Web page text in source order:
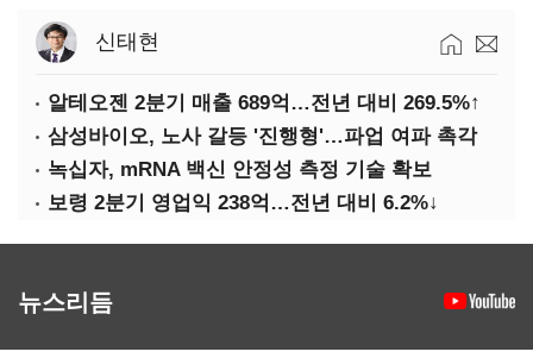
신태현
알테오젠 2분기 매출 689억…전년 대비 269.5%↑
삼성바이오, 노사 갈등 '진행형'…파업 여파 촉각
녹십자, mRNA 백신 안정성 측정 기술 확보
보령 2분기 영업익 238억…전년 대비 6.2%↓
뉴스리듬